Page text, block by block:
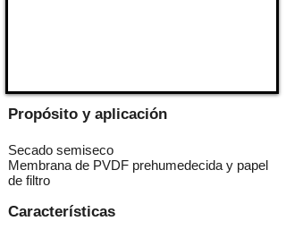
Propósito y aplicación
Secado semiseco
Membrana de PVDF prehumedecida y papel
de filtro
Características